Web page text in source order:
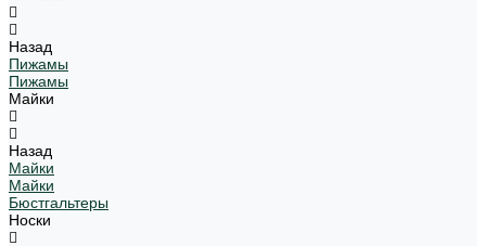
Назад
Пижамы
Пижамы
Майки
Назад
Майки
Майки
Бюстгальтеры
Носки